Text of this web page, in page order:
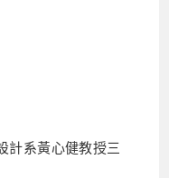
計系黃心健教授三